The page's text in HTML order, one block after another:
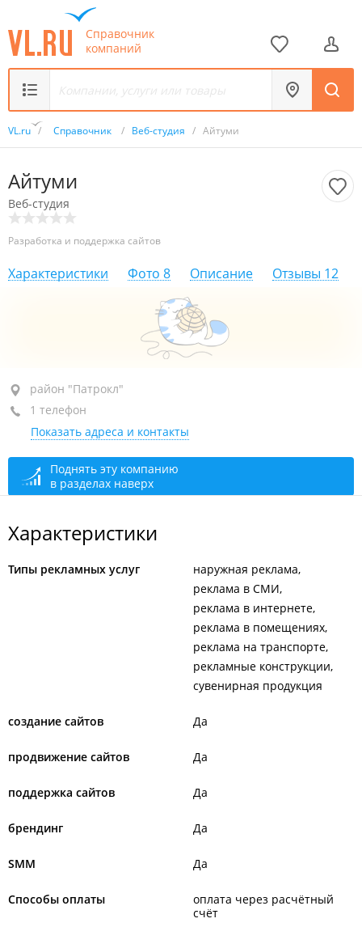
Справочник
компаний
VL.ru / Справочник / Веб-студия / Айтуми
Айтуми
Веб-студия
Разработка и поддержка сайтов
Характеристики Фото 8 Описание Отзывы 12
район "Патрокл", ул. Басаргина, 30
+7 914 328-32-55
сегодня закрыто
район "Патрокл"
1 телефон
Показать адреса и контакты
Поднять эту компанию
в разделах наверх
Характеристики
Типы рекламных услуг
наружная реклама
реклама в СМИ
реклама в интернете
реклама в помещениях
реклама на транспорте
рекламные конструкции
сувенирная продукция
создание сайтов Да
продвижение сайтов Да
поддержка сайтов Да
брендинг Да
SMM Да
Способы оплаты
оплата через расчётный
счёт